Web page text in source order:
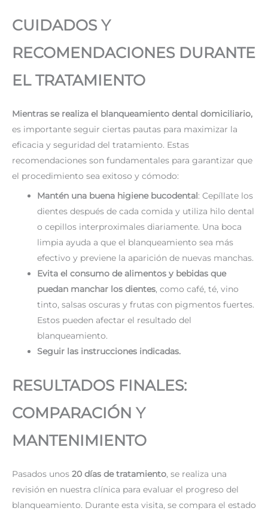
CUIDADOS Y
RECOMENDACIONES DURANTE
EL TRATAMIENTO
Mientras se realiza el blanqueamiento dental domiciliario,
es importante seguir ciertas pautas para maximizar la
eficacia y seguridad del tratamiento. Estas
recomendaciones son fundamentales para garantizar que
el procedimiento sea exitoso y cómodo:
Mantén una buena higiene bucodental: Cepíllate los
dientes después de cada comida y utiliza hilo dental
o cepillos interproximales diariamente. Una boca
limpia ayuda a que el blanqueamiento sea más
efectivo y previene la aparición de nuevas manchas.
Evita el consumo de alimentos y bebidas que
puedan manchar los dientes, como café, té, vino
tinto, salsas oscuras y frutas con pigmentos fuertes.
Estos pueden afectar el resultado del
blanqueamiento.
Seguir las instrucciones indicadas.
RESULTADOS FINALES:
COMPARACIÓN Y
MANTENIMIENTO
Pasados unos 20 días de tratamiento, se realiza una
revisión en nuestra clínica para evaluar el progreso del
blanqueamiento. Durante esta visita, se compara el estado